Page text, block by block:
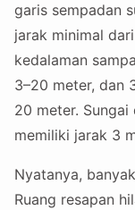
garis sempadan
jarak minimal
kedalaman
3–20 meter, dan
20 meter.
memiliki jarak 3
Nyatanya,
Ruang resapan